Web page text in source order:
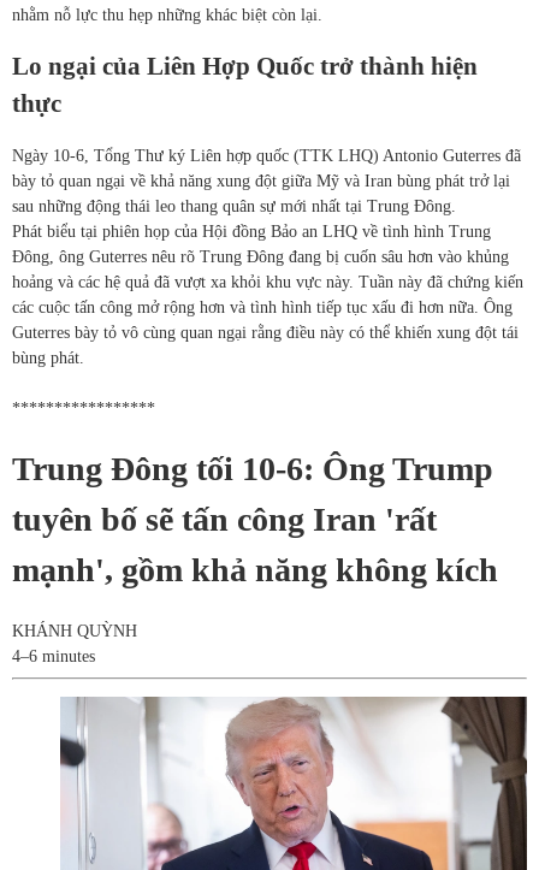
nhằm nỗ lực thu hẹp những khác biệt còn lại.
Lo ngại của Liên Hợp Quốc trở thành hiện
thực
Ngày 10-6, Tổng Thư ký Liên hợp quốc (TTK LHQ) Antonio Guterres đã
bày tỏ quan ngại về khả năng xung đột giữa Mỹ và Iran bùng phát trở lại
sau những động thái leo thang quân sự mới nhất tại Trung Đông.
Phát biểu tại phiên họp của Hội đồng Bảo an LHQ về tình hình Trung
Đông, ông Guterres nêu rõ Trung Đông đang bị cuốn sâu hơn vào khủng
hoảng và các hệ quả đã vượt xa khỏi khu vực này. Tuần này đã chứng kiến
các cuộc tấn công mở rộng hơn và tình hình tiếp tục xấu đi hơn nữa. Ông
Guterres bày tỏ vô cùng quan ngại rằng điều này có thể khiến xung đột tái
bùng phát.
*****************
Trung Đông tối 10-6: Ông Trump
tuyên bố sẽ tấn công Iran 'rất
mạnh', gồm khả năng không kích
KHÁNH QUỲNH
4–6 minutes